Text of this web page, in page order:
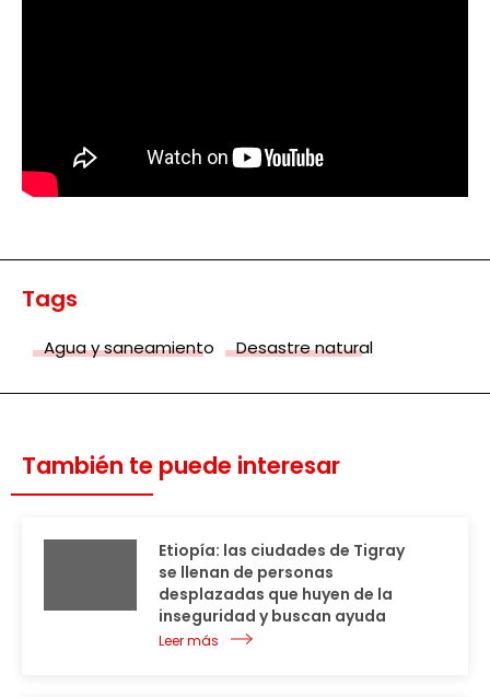
Tags
Agua y saneamiento Desastre natural
También te puede interesar
Etiopía: las ciudades de Tigray
se llenan de personas
desplazadas que huyen de la
inseguridad y buscan ayuda
Leer más